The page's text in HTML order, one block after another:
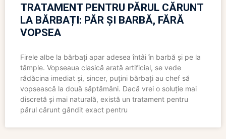
TRATAMENT PENTRU PĂRUL CĂRUNT
LA BĂRBAȚI: PĂR ȘI BARBĂ, FĂRĂ
VOPSEA
Firele albe la bărbați apar adesea întâi în barbă și pe la
tâmple. Vopseaua clasică arată artificial, se vede
rădăcina imediat și, sincer, puțini bărbați au chef să
vopsească la două săptămâni. Dacă vrei o soluție mai
discretă și mai naturală, există un tratament pentru
părul cărunt gândit exact pentru